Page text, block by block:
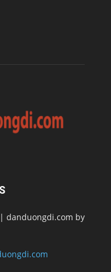
danduongdi.com by